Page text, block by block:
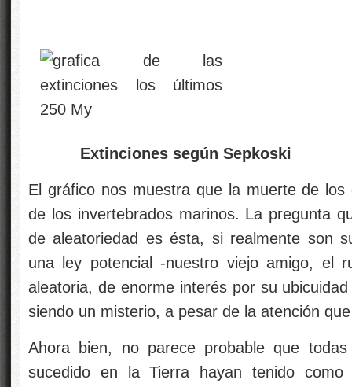
Extinciones según Sepkoski
El gráfico nos muestra que la muerte de
de los invertebrados marinos. La pregunta
de aleatoriedad es ésta, si realmente son
una ley potencial -nuestro viejo amigo, el
aleatoria, de enorme interés por su
siendo un misterio, a pesar de la atención
Ahora bien, no parece probable que
sucedido en la Tierra hayan tenido como